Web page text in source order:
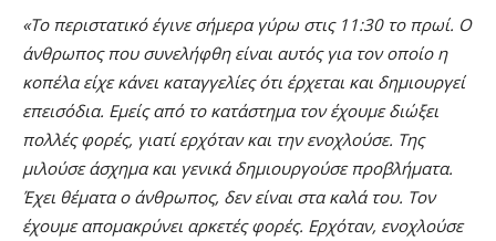
«Το περιστατικό έγινε σήμερα γύρω στις 11:30 το πρωί. Ο
άνθρωπος που συνελήφθη είναι αυτός για τον οποίο η
κοπέλα είχε κάνει καταγγελίες ότι έρχεται και δημιουργεί
επεισόδια. Εμείς από το κατάστημα τον έχουμε διώξει
πολλές φορές, γιατί ερχόταν και την ενοχλούσε. Της
μιλούσε άσχημα και γενικά δημιουργούσε προβλήματα.
Έχει θέματα ο άνθρωπος, δεν είναι στα καλά του. Τον
έχουμε απομακρύνει αρκετές φορές. Ερχόταν, ενοχλούσε